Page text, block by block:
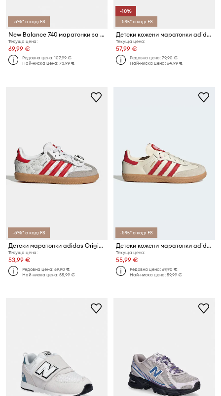
-5%* с код: FS
New Balance 740 маратонки за деца
Текуща цена:
69,99 €
Редовна цена:107,99 €
Най-ниска цена:73,99 €
-10%
-5%* с код: FS
Детски кожени маратонки adidas Originals SAMBA OG
Текуща цена:
57,99 €
Редовна цена:79,90 €
Най-ниска цена:64,99 €
-5%* с код: FS
Детски маратонки adidas Originals SAMBA OG
Текуща цена:
53,99 €
Редовна цена:69,90 €
Най-ниска цена:55,99 €
-5%* с код: FS
Детски кожени маратонки adidas Originals SAMBA OG
Текуща цена:
55,99 €
Редовна цена:69,90 €
Най-ниска цена:59,99 €